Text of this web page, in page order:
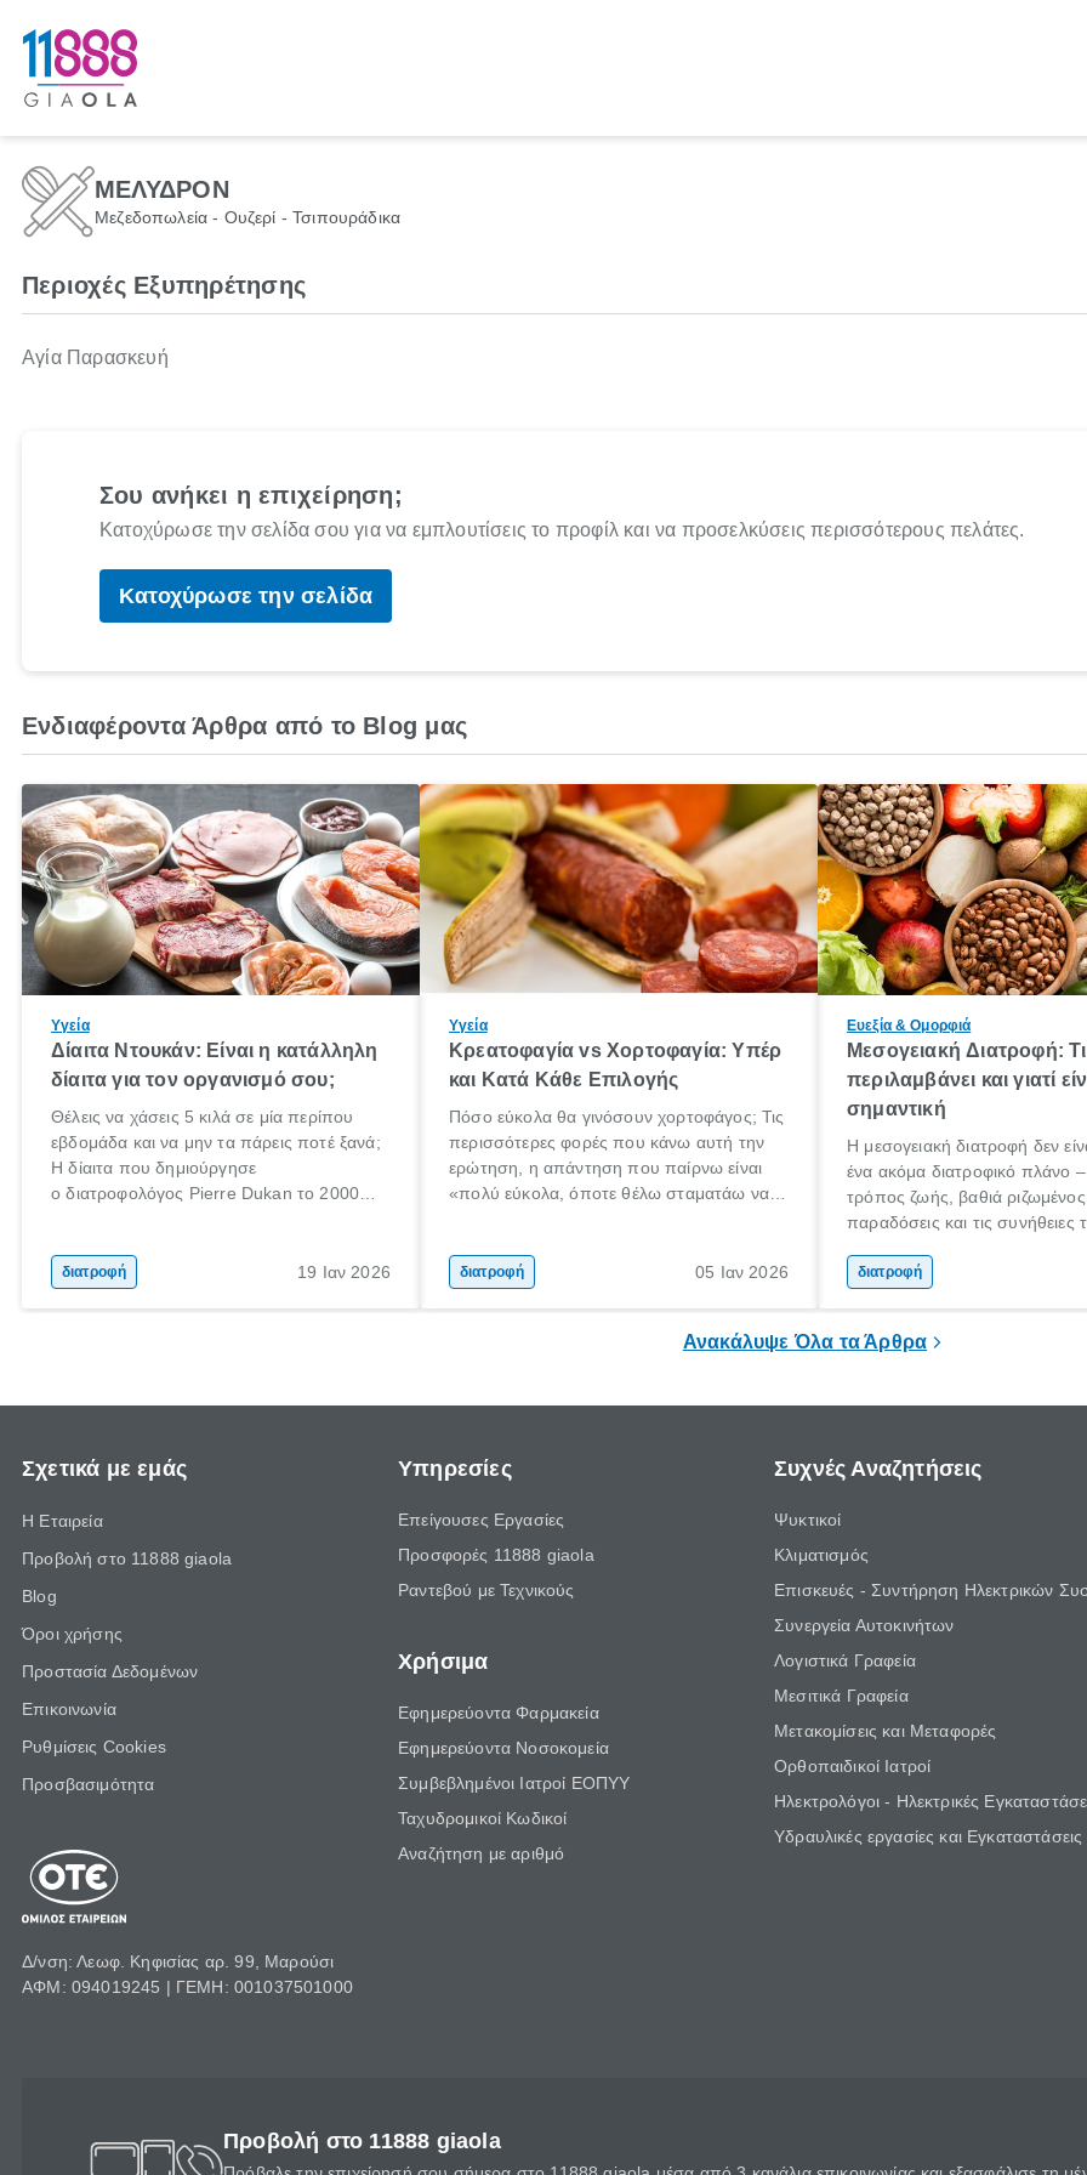
ΜΕΛΥΔΡΟΝ
Μεζεδοπωλεία - Ουζερί - Τσιπουράδικα
Περιοχές Εξυπηρέτησης
Αγία Παρασκευή
Σου ανήκει η επιχείρηση;
Κατοχύρωσε την σελίδα σου για να εμπλουτίσεις το προφίλ και να προσελκύσεις περισσότερους πελάτες.
Κατοχύρωσε την σελίδα
Ενδιαφέροντα Άρθρα από το Blog μας
Υγεία
Δίαιτα Ντουκάν: Είναι η κατάλληλη
δίαιτα για τον οργανισμό σου;
Θέλεις να χάσεις 5 κιλά σε μία περίπου
εβδομάδα και να μην τα πάρεις ποτέ ξανά;
Η δίαιτα που δημιούργησε
ο διατροφολόγος Pierre Dukan το 2000
δημητριακά ολικής άλεσης, άφθονο νερό,
και ένας ημερήσιος περίπατος 20 λεπτών
διατροφή 19 Ιαν 2026
Υγεία
Κρεατοφαγία vs Χορτοφαγία: Υπέρ
και Κατά Κάθε Eπιλογής
Πόσο εύκολα θα γινόσουν χορτοφάγος; Τις
περισσότερες φορές που κάνω αυτή την
ερώτηση, η απάντηση που παίρνω είναι
«πολύ εύκολα, όποτε θέλω σταματάω να
ακόμα λιγότεροι εκείνοι που το κάνουν. Και
γιατί θα πρέπει όλοι να σταματήσουν να
διατροφή 05 Ιαν 2026
Ευεξία & Ομορφιά
Μεσογειακή Διατροφή: Τι
περιλαμβάνει και γιατί
σημαντική
Η μεσογειακή διατροφή δεν
ένα ακόμα διατροφικό πλάνο –
τρόπος ζωής, βαθιά ριζωμένος
παραδόσεις και τις
και ανεπεξέργαστα υλικά,
διατροφή
Ανακάλυψε Όλα τα Άρθρα
Σχετικά με εμάς
Η Εταιρεία
Προβολή στο 11888 giaola
Blog
Όροι χρήσης
Προστασία Δεδομένων
Επικοινωνία
Ρυθμίσεις Cookies
Προσβασιμότητα
Δ/νση: Λεωφ. Κηφισίας αρ. 99, Μαρούσι
ΑΦΜ: 094019245 | ΓΕΜΗ: 001037501000
Υπηρεσίες
Επείγουσες Εργασίες
Προσφορές 11888 giaola
Ραντεβού με Τεχνικούς
Χρήσιμα
Εφημερεύοντα Φαρμακεία
Εφημερεύοντα Νοσοκομεία
Συμβεβλημένοι Ιατροί ΕΟΠΥΥ
Ταχυδρομικοί Κωδικοί
Αναζήτηση με αριθμό
Συχνές Αναζητήσεις
Ψυκτικοί
Κλιματισμός
Επισκευές - Συντήρηση Ηλεκτρικών
Συνεργεία Αυτοκινήτων
Λογιστικά Γραφεία
Μεσιτικά Γραφεία
Μετακομίσεις και Μεταφορές
Ορθοπαιδικοί Ιατροί
Ηλεκτρολόγοι - Ηλεκτρικές
Υδραυλικές εργασίες και Εγκαταστάσεις
Προβολή στο 11888 giaola